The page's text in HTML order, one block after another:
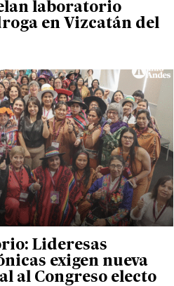
laboratorio
en Vizcatán del
Lideresas
exigen nueva
al Congreso electo